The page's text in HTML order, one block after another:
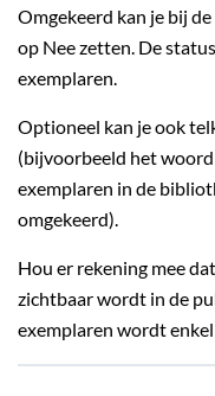
Omgekeerd kan je bij
op Nee zetten. De
exemplaren.
Optioneel kan je ook
(bijvoorbeeld het woord
exemplaren in de
omgekeerd).
Hou er rekening mee
zichtbaar wordt in de
exemplaren wordt